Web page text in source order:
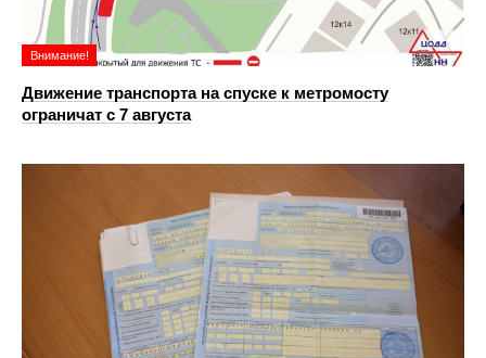
Внимание!
Движение транспорта на спуске к метромосту
ограничат с 7 августа